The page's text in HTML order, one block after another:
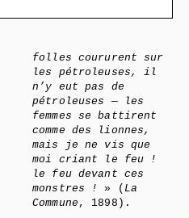
folles coururent sur
les pétroleuses, il
n’y eut pas de
pétroleuses — les
femmes se battirent
comme des lionnes,
mais je ne vis que
moi criant le feu !
le feu devant ces
monstres !
» ( La
Commune , 1898).